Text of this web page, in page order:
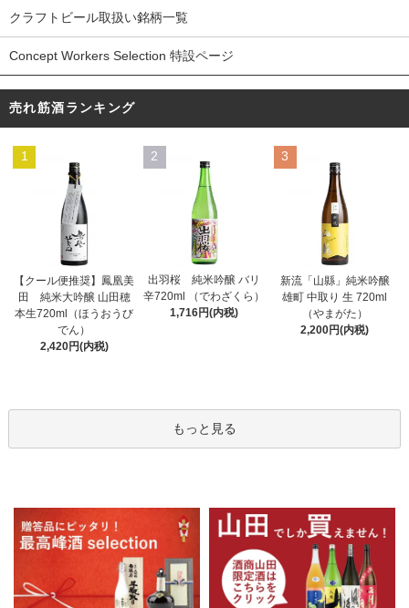
クラフトビール取扱い銘柄一覧
Concept Workers Selection 特設ページ
売れ筋酒ランキング
1
【クール便推奨】鳳凰美
田 純米大吟醸 山田穂
本生720ml（ほうおうび
でん）
2,420円(内税)
2
出羽桜 純米吟醸 バリ
辛720ml （でわざくら）
1,716円(内税)
3
新流「山縣」純米吟醸
雄町 中取り 生 720ml
（やまがた）
2,200円(内税)
もっと見る